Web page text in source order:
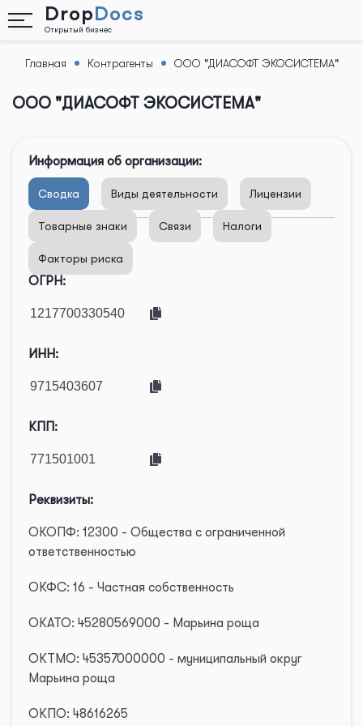
DropDocs
Открытый бизнес
Назад
Главная Контрагенты ООО "ДИАСОФТ ЭКОСИСТЕМА"
ООО "ДИАСОФТ ЭКОСИСТЕМА"
Информация об организации:
Сводка Виды деятельности Лицензии
Товарные знаки Связи Налоги
Факторы риска
ОГРН:
ИНН:
КПП:
Реквизиты:
ОКОПФ: 12300 - Общества с ограниченной
ответственностью
ОКФС: 16 - Частная собственность
ОКАТО: 45280569000 - Марьина роща
ОКТМО: 45357000000 - муниципальный округ
Марьина роща
ОКПО: 48616265